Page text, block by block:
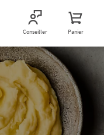
Conseiller Panier